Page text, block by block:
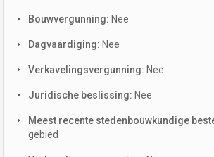
Bouwvergunning: Nee
Dagvaardiging: Nee
Verkavelingsvergunning: Nee
Juridische beslissing: Nee
Meest recente stedenbouwkundige
gebied